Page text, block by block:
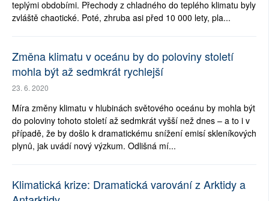
teplými obdobími. Přechody z chladného do teplého klimatu byly
zvláště chaotické. Poté, zhruba asi před 10 000 lety, pla...
Změna klimatu v oceánu by do poloviny století
mohla být až sedmkrát rychlejší
23. 6. 2020
Míra změny klimatu v hlubinách světového oceánu by mohla být
do poloviny tohoto století až sedmkrát vyšší než dnes – a to i v
případě, že by došlo k dramatickému snížení emisí skleníkových
plynů, jak uvádí nový výzkum. Odlišná mí...
Klimatická krize: Dramatická varování z Arktidy a